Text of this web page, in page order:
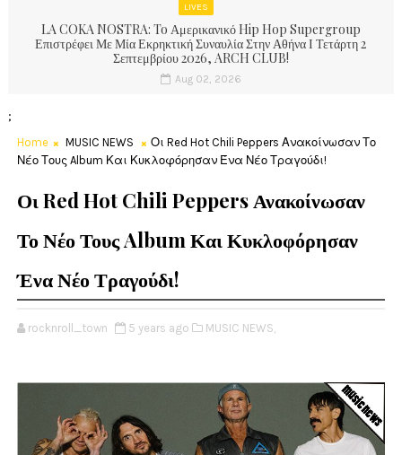
LIVES
LA COKA NOSTRA: To Αμερικανικό Hip Hop Supergroup
Επιστρέφει Με Μία Εκρηκτική Συναυλία Στην Αθήνα Ι Τετάρτη 2
Σεπτεμβρίου 2026, ARCH CLUB!
Aug 02, 2026
;
Home MUSIC NEWS
Οι Red Hot Chili Peppers Ανακοίνωσαν Το
Νέο Τους Album Και Κυκλοφόρησαν Ένα Νέο Τραγούδι!
Οι Red Hot Chili Peppers Ανακοίνωσαν
Το Νέο Τους Album Και Κυκλοφόρησαν
Ένα Νέο Τραγούδι!
rocknroll_town 5 years ago MUSIC NEWS,